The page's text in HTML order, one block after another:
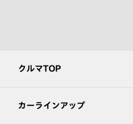
クルマTOP
カーラインアップ